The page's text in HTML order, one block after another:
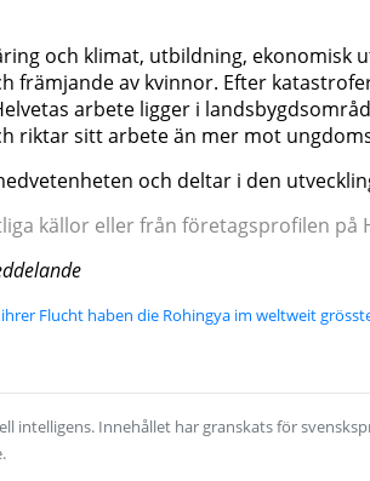
och klimat, utbildning, ekonomisk
främjande av kvinnor. Efter
arbete ligger i
riktar sitt arbete än mer mot
och deltar i den
källor eller från företagsprofilen på
ihrer Flucht haben die Rohingya im weltweit
Innehållet har granskats för